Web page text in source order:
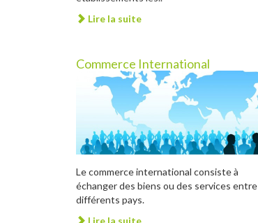
Lire la suite
Commerce International
Le commerce international consiste à
échanger des biens ou des services entre
différents pays.
Lire la suite